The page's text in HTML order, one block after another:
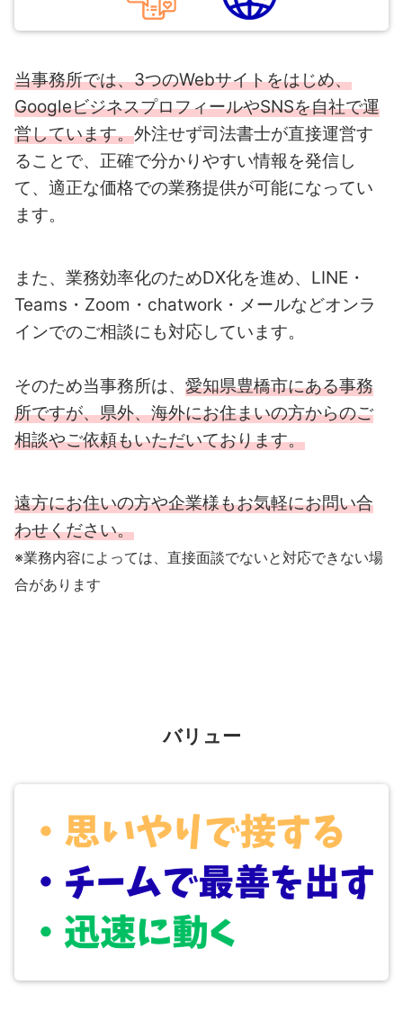
当事務所では、3つのWebサイトをはじめ、
GoogleビジネスプロフィールやSNSを自社で運
営しています。外注せず司法書士が直接運営す
ることで、正確で分かりやすい情報を発信し
て、適正な価格での業務提供が可能になってい
ます。
また、業務効率化のためDX化を進め、LINE・
Teams・Zoom・chatwork・メールなどオンラ
インでのご相談にも対応しています。
そのため当事務所は、 愛知県豊橋市にある事務
所ですが、県外、海外にお住まいの方からのご
相談やご依頼もいただいております。
遠方にお住いの方や企業様もお気軽にお問い合
わせください。
※業務内容によっては、直接面談でないと対応できない場
合があります
バリュー